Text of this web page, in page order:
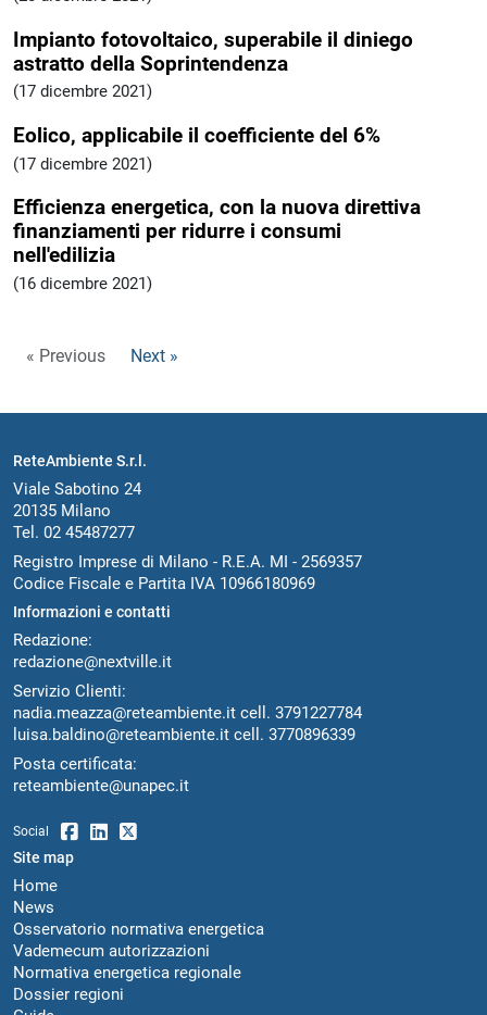
Impianto fotovoltaico, superabile il diniego
astratto della Soprintendenza
(17 dicembre 2021)
Eolico, applicabile il coefficiente del 6%
(17 dicembre 2021)
Efficienza energetica, con la nuova direttiva
finanziamenti per ridurre i consumi
nell'edilizia
(16 dicembre 2021)
« Previous Next »
ReteAmbiente S.r.l.
Viale Sabotino 24
20135 Milano
Tel. 02 45487277
Registro Imprese di Milano - R.E.A. MI - 2569357
Codice Fiscale e Partita IVA 10966180969
Informazioni e contatti
Redazione:
redazione@nextville.it
Servizio Clienti:
nadia.meazza@reteambiente.it cell. 3791227784
luisa.baldino@reteambiente.it cell. 3770896339
Posta certificata:
reteambiente@unapec.it
Social
Site map
Home
News
Osservatorio normativa energetica
Vademecum autorizzazioni
Normativa energetica regionale
Dossier regioni